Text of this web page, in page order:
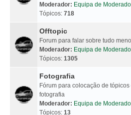
Moderador: Equipa de
Tópicos: 718
Offtopic
Forum para falar sobre tudo
Moderador: Equipa de
Tópicos: 1305
Fotografia
Fórum para colocação de
fotografia
Moderador: Equipa de
Tópicos: 13